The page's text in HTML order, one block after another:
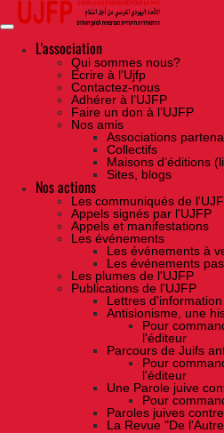
Skip
the
contentL'association
Qui sommes nous?
Ecrire à l’Ujfp
Contactez-nous
Adhérer à l’UJFP
Faire un don à l’UJFP
Nos amis
Associations
Collectifs
Maisons d’éditions
Sites, blogs
Nos actions
Les communiqués de
Appels signés par l'UJFP
Appels et manifestations
Les événements
Les événements à
Les événements
Les plumes de l'UJFP
Publications de l'UJFP
Lettres
Antisionisme, une
Pour
l'éditeur
Parcours de Juifs
Pour
l'éditeur
Une Parole juive
Pour
Paroles juives
La Revue "De